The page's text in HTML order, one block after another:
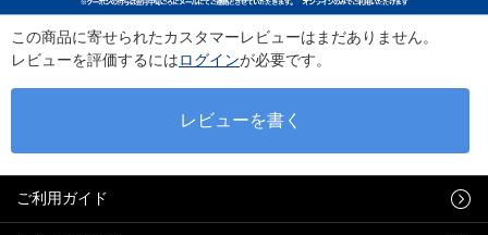
この商品に寄せられたカスタマーレビューはまだありません。
レビューを評価するにはログインが必要です。
ご利用ガイド